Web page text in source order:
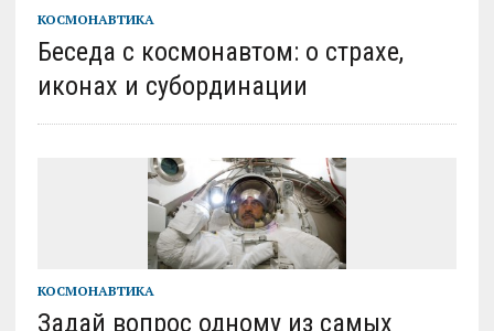
КОСМОНАВТИКА
Беседа с космонавтом: о страхе,
иконах и субординации
КОСМОНАВТИКА
Задай вопрос одному из самых